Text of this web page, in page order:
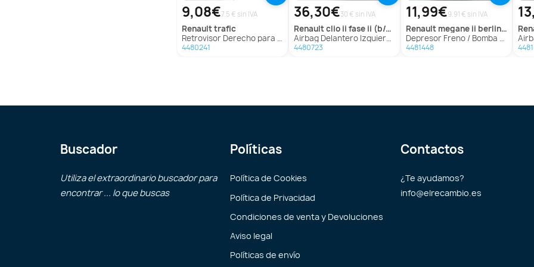
9,08€7.5 € sin IVA
renaulttrafic
Retrovisor Derecho para Renault Trafic
4480241
36,30€30 € sin IVA
renaultclio ii fase ii (b/cb0)
Airbag Delantero Izquierdo Para Renault Clio Ii Fase Ii
4480723
11,99€9.91 € sin IVA
renault megane ii berlina 3p
Depresor Freno / Bomba Vacio para Renault Megane Ii Berlina 3P
4481448
Buscador
Utiliza el extraordinario buscador para
encontrar ... lo que buscas
Políticas
Política de Cookies
Política de Privacidad
Condiciones de venta y Devoluciones
Aviso legal
Políticas de envío
Contactos
¿Te ayudamos?
info@elrecambio.es